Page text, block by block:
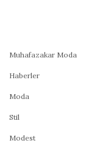
Muhafazakar Moda
Haberler
Moda
Stil
Modest